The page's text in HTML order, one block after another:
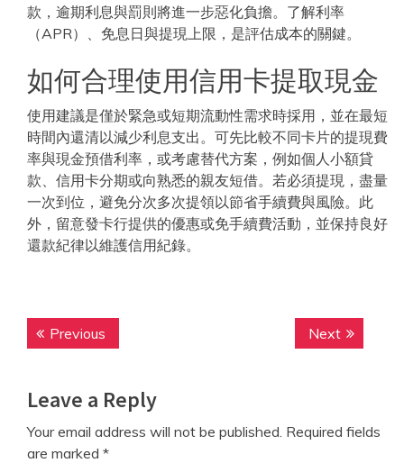
款，逾期利息與罰則將進一步惡化負擔。了解利率
（APR）、免息日與提現上限，是評估成本的關鍵。
如何合理使用信用卡提取現金
使用建議是僅於緊急或短期流動性需求時採用，並在最短
時間內還清以減少利息支出。可先比較不同卡片的提現費
率與現金預借利率，或考慮替代方案，例如個人小額貸
款、信用卡分期或向熟悉的親友短借。若必須提現，盡量
一次到位，避免分次多次提領以節省手續費與風險。此
外，留意發卡行提供的優惠或免手續費活動，並保持良好
還款紀律以維護信用紀錄。
Post
Previous
post:
NextNext
post:
Leave a Reply
Your email address will not be published. Required fields
are marked *